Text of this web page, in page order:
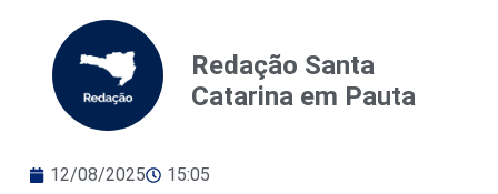
Redação Santa
Catarina em Pauta
12/08/2025 15:05